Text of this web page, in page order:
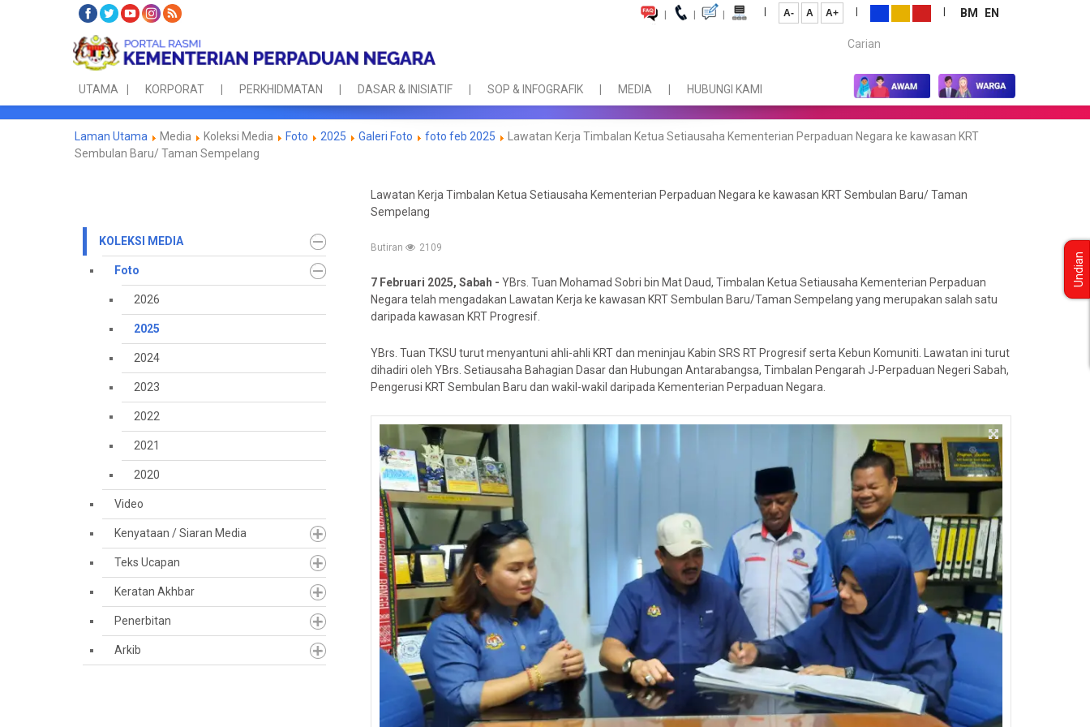
| | | | A- A A+ | | BM
EN
Carian...
UTAMA KORPORAT PERKHIDMATAN DASAR & INISIATIF SOP & INFOGRAFIK MEDIA HUBUNGI KAMI
Laman Utama Media Koleksi Media Foto 2025 Galeri Foto foto feb 2025
Lawatan Kerja Timbalan Ketua Setiausaha Kementerian Perpaduan Negara ke kawasan KRT
Sembulan Baru/ Taman Sempelang
KOLEKSI MEDIA
Foto
2026
2025
2024
2023
2022
2021
2020
Video
Kenyataan / Siaran Media
Teks Ucapan
Keratan Akhbar
Penerbitan
Arkib
Lawatan Kerja Timbalan Ketua Setiausaha Kementerian Perpaduan Negara ke kawasan KRT Sembulan Baru/ Taman
Sempelang
Butiran 2109
7 Februari 2025, Sabah - YBrs. Tuan Mohamad Sobri bin Mat Daud, Timbalan Ketua Setiausaha Kementerian Perpaduan
Negara telah mengadakan Lawatan Kerja ke kawasan KRT Sembulan Baru/Taman Sempelang yang merupakan salah satu
daripada kawasan KRT Progresif.
YBrs. Tuan TKSU turut menyantuni ahli-ahli KRT dan meninjau Kabin SRS RT Progresif serta Kebun Komuniti. Lawatan ini turut
dihadiri oleh YBrs. Setiausaha Bahagian Dasar dan Hubungan Antarabangsa, Timbalan Pengarah J-Perpaduan Negeri Sabah,
Pengerusi KRT Sembulan Baru dan wakil-wakil daripada Kementerian Perpaduan Negara.
Undian